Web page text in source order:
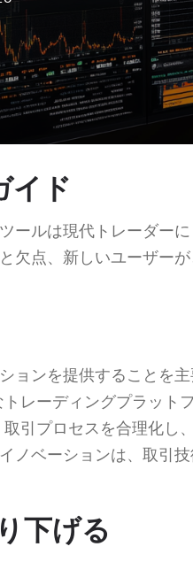
イド
ールは現代トレーダー
欠点、新しいユーザー
ョンを提供することを主
レーディングプラット
引プロセスを合理化し
ノベーションは、取引
下げる